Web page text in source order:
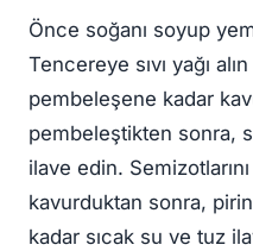
Önce soğanı soyup
Tencereye sıvı yağı
pembeleşene kadar
pembeleştikten sonra,
ilave edin.
kavurduktan sonra,
kadar sıcak su ve tuz